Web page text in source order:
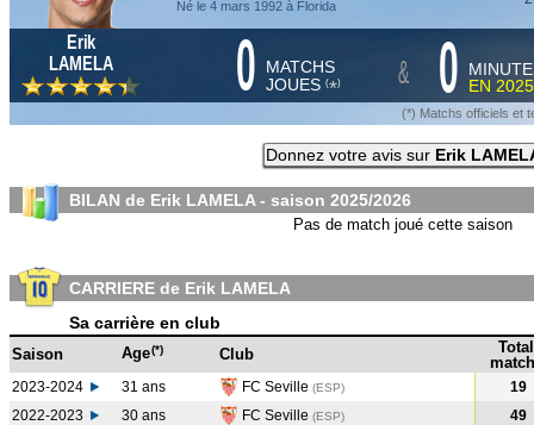
Né le 4 mars 1992 à Florida
Erik
LAMELA
0 MATCHS
JOUES (*) & 0
EN
(*) Matchs officiels et
Donnez votre avis sur Erik
BILAN de Erik LAMELA - saison 2025/2026
Pas de match joué cette saison
CARRIERE de Erik LAMELA
Sa carrière en club
Saison Age(*) Club
Total
2023-2024 31 ans FC Seville (ESP)
19
2022-2023
30 ans FC Seville (ESP)
49